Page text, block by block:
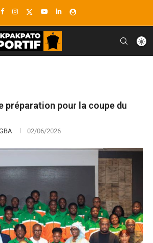
préparation pour la coupe du
02/06/2026